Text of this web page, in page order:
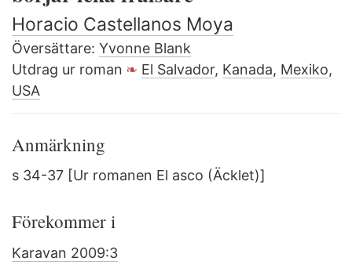
Horacio Castellanos Moya
Översättare: Yvonne Blank
Utdrag ur roman
El Salvador, Kanada, Mexiko,
USA
Anmärkning
s 34-37 [Ur romanen El asco (Äcklet)]
Förekommer i
Karavan 2009:3